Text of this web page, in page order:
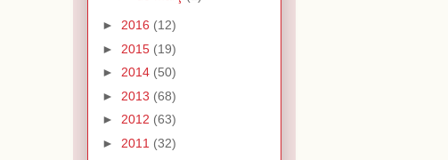
► 2016 (12)
► 2015 (19)
► 2014 (50)
► 2013 (68)
► 2012 (63)
► 2011 (32)